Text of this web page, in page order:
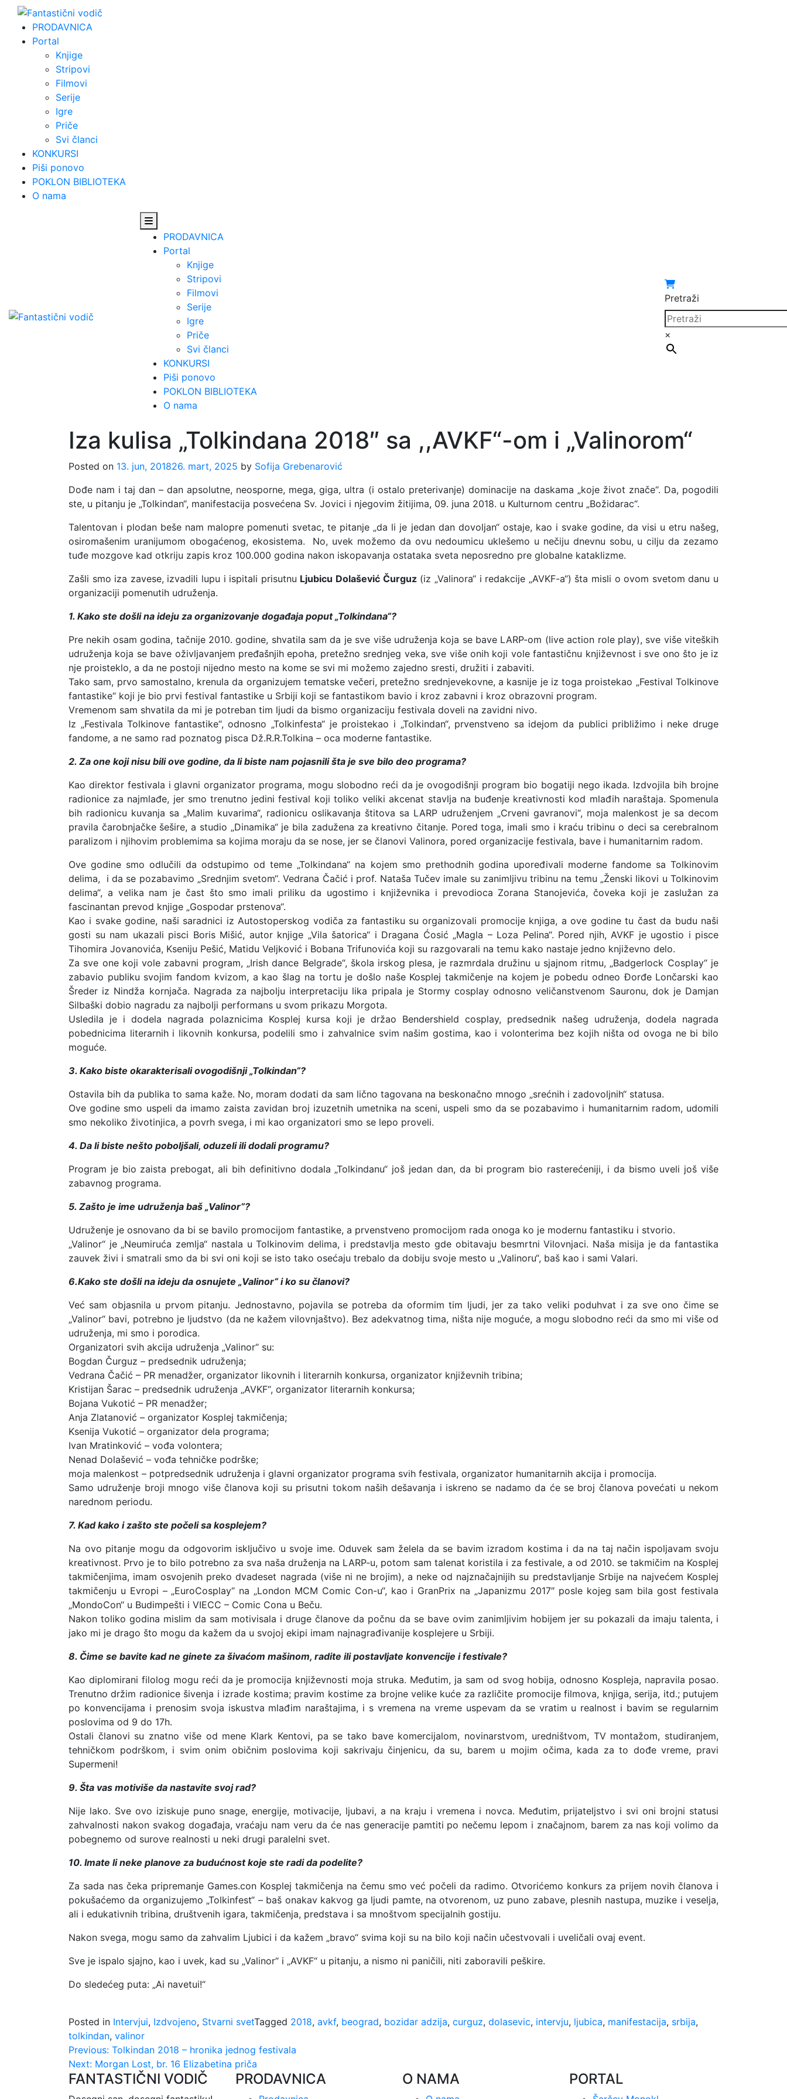
Skip
content
PRODAVNICA
Portal
Knjige
Stripovi
Filmovi
Serije
Igre
Priče
Svi članci
KONKURSI
Piši ponovo
POKLON BIBLIOTEKA
O nama
PRODAVNICA
Portal
Knjige
Stripovi
Filmovi
Serije
Igre
Priče
Svi članci
KONKURSI
Piši ponovo
POKLON BIBLIOTEKA
O nama
Pretraži
×
Iza kulisa „Tolkindana 2018″ sa ,,AVKF“-om i „Valinorom“
Posted on 13. jun, 201826. mart, 2025 by Sofija Grebenarović
Dođe nam i taj dan – dan apsolutne, neosporne, mega, giga, ultra (i ostalo preterivanje) dominacije na daskama „koje život znače“. Da, pogodili
ste, u pitanju je „Tolkindan“, manifestacija posvećena Sv. Jovici i njegovim žitijima, 09. juna 2018. u Kulturnom centru „Božidarac“.
Talentovan i plodan beše nam malopre pomenuti svetac, te pitanje „da li je jedan dan dovoljan“ ostaje, kao i svake godine, da visi u etru našeg,
osiromašenim uranijumom obogaćenog, ekosistema. No, uvek možemo da ovu nedoumicu uklešemo u nečiju dnevnu sobu, u cilju da zezamo
tuđe mozgove kad otkriju zapis kroz 100.000 godina nakon iskopavanja ostataka sveta neposredno pre globalne kataklizme.
Zašli smo iza zavese, izvadili lupu i ispitali prisutnu Ljubicu Dolašević Čurguz(iz „Valinora“ i redakcije „AVKF-a“) šta misli o ovom svetom danu u
organizaciji pomenutih udruženja.
1. Kako ste došli na ideju za organizovanje događaja poput „Tolkindana“?
Pre nekih osam godina, tačnije 2010. godine, shvatila sam da je sve više udruženja koja se bave LARP-om (live action role play), sve više viteških
udruženja koja se bave oživljavanjem pređašnjih epoha, pretežno srednjeg veka, sve više onih koji vole fantastičnu književnost i sve ono što je iz
nje proisteklo, a da ne postoji nijedno mesto na kome se svi mi možemo zajedno sresti, družiti i zabaviti.
Tako sam, prvo samostalno, krenula da organizujem tematske večeri, pretežno srednjevekovne, a kasnije je iz toga proistekao „Festival Tolkinove
fantastike“ koji je bio prvi festival fantastike u Srbiji koji se fantastikom bavio i kroz zabavni i kroz obrazovni program.
Vremenom sam shvatila da mi je potreban tim ljudi da bismo organizaciju festivala doveli na zavidni nivo.
Iz „Festivala Tolkinove fantastike“, odnosno „Tolkinfesta“ je proistekao i „Tolkindan“, prvenstveno sa idejom da publici približimo i neke druge
fandome, a ne samo rad poznatog pisca Dž.R.R.Tolkina – oca moderne fantastike.
2. Za one koji nisu bili ove godine, da li biste nam pojasnili šta je sve bilo deo programa?
Kao direktor festivala i glavni organizator programa, mogu slobodno reći da je ovogodišnji program bio bogatiji nego ikada. Izdvojila bih brojne
radionice za najmlađe, jer smo trenutno jedini festival koji toliko veliki akcenat stavlja na buđenje kreativnosti kod mlađih naraštaja. Spomenula
bih radionicu kuvanja sa „Malim kuvarima“, radionicu oslikavanja štitova sa LARP udruženjem „Crveni gavranovi“, moja malenkost je sa decom
pravila čarobnjačke šešire, a studio „Dinamika“ je bila zadužena za kreativno čitanje. Pored toga, imali smo i kraću tribinu o deci sa cerebralnom
paralizom i njihovim problemima sa kojima moraju da se nose, jer se članovi Valinora, pored organizacije festivala, bave i humanitarnim radom.
Ove godine smo odlučili da odstupimo od teme „Tolkindana“ na kojem smo prethodnih godina upoređivali moderne fandome sa Tolkinovim
delima, i da se pozabavimo „Srednjim svetom“. Vedrana Čačić i prof. Nataša Tučev imale su zanimljivu tribinu na temu „Ženski likovi u Tolkinovim
delima“, a velika nam je čast što smo imali priliku da ugostimo i književnika i prevodioca Zorana Stanojevića, čoveka koji je zaslužan za
fascinantan prevod knjige „Gospodar prstenova“.
Kao i svake godine, naši saradnici iz Autostoperskog vodiča za fantastiku su organizovali promocije knjiga, a ove godine tu čast da budu naši
gosti su nam ukazali pisci Boris Mišić, autor knjige „Vila šatorica“ i Dragana Ćosić „Magla – Loza Pelina“. Pored njih, AVKF je ugostio i pisce
Tihomira Jovanovića, Kseniju Pešić, Matidu Veljković i Bobana Trifunovića koji su razgovarali na temu kako nastaje jedno književno delo.
Za sve one koji vole zabavni program, „Irish dance Belgrade“, škola irskog plesa, je razmrdala družinu u sjajnom ritmu, „Badgerlock Cosplay“ je
zabavio publiku svojim fandom kvizom, a kao šlag na tortu je došlo naše Kosplej takmičenje na kojem je pobedu odneo Đorđe Lončarski kao
Šreder iz Nindža kornjača. Nagrada za najbolju interpretaciju lika pripala je Stormy cosplay odnosno veličanstvenom Sauronu, dok je Damjan
Silbaški dobio nagradu za najbolji performans u svom prikazu Morgota.
Usledila je i dodela nagrada polaznicima Kosplej kursa koji je držao Bendershield cosplay, predsednik našeg udruženja, dodela nagrada
pobednicima literarnih i likovnih konkursa, podelili smo i zahvalnice svim našim gostima, kao i volonterima bez kojih ništa od ovoga ne bi bilo
moguće.
3. Kako biste okarakterisali ovogodišnji „Tolkindan“?
Ostavila bih da publika to sama kaže. No, moram dodati da sam lično tagovana na beskonačno mnogo „srećnih i zadovoljnih“ statusa.
Ove godine smo uspeli da imamo zaista zavidan broj izuzetnih umetnika na sceni, uspeli smo da se pozabavimo i humanitarnim radom, udomili
smo nekoliko životinjica, a povrh svega, i mi kao organizatori smo se lepo proveli.
4. Da li biste nešto poboljšali, oduzeli ili dodali programu?
Program je bio zaista prebogat, ali bih definitivno dodala „Tolkindanu“ još jedan dan, da bi program bio rasterećeniji, i da bismo uveli još više
zabavnog programa.
5. Zašto je ime udruženja baš „Valinor“?
Udruženje je osnovano da bi se bavilo promocijom fantastike, a prvenstveno promocijom rada onoga ko je modernu fantastiku i stvorio.
„Valinor“ je „Neumiruća zemlja“ nastala u Tolkinovim delima, i predstavlja mesto gde obitavaju besmrtni Vilovnjaci. Naša misija je da fantastika
zauvek živi i smatrali smo da bi svi oni koji se isto tako osećaju trebalo da dobiju svoje mesto u „Valinoru“, baš kao i sami Valari.
6.Kako ste došli na ideju da osnujete „Valinor“ i ko su članovi?
Već sam objasnila u prvom pitanju. Jednostavno, pojavila se potreba da oformim tim ljudi, jer za tako veliki poduhvat i za sve ono čime se
„Valinor“ bavi, potrebno je ljudstvo (da ne kažem vilovnjaštvo). Bez adekvatnog tima, ništa nije moguće, a mogu slobodno reći da smo mi više od
udruženja, mi smo i porodica.
Organizatori svih akcija udruženja „Valinor“ su:
Bogdan Čurguz – predsednik udruženja;
Vedrana Čačić – PR menadžer, organizator likovnih i literarnih konkursa, organizator književnih tribina;
Kristijan Šarac – predsednik udruženja „AVKF“, organizator literarnih konkursa;
Bojana Vukotić – PR menadžer;
Anja Zlatanović – organizator Kosplej takmičenja;
Ksenija Vukotić – organizator dela programa;
Ivan Mratinković – vođa volontera;
Nenad Dolašević – vođa tehničke podrške;
moja malenkost – potpredsednik udruženja i glavni organizator programa svih festivala, organizator humanitarnih akcija i promocija.
Samo udruženje broji mnogo više članova koji su prisutni tokom naših dešavanja i iskreno se nadamo da će se broj članova povećati u nekom
narednom periodu.
7. Kad kako i zašto ste počeli sa kosplejem?
Na ovo pitanje mogu da odgovorim isključivo u svoje ime. Oduvek sam želela da se bavim izradom kostima i da na taj način ispoljavam svoju
kreativnost. Prvo je to bilo potrebno za sva naša druženja na LARP-u, potom sam talenat koristila i za festivale, a od 2010. se takmičim na Kosplej
takmičenjima, imam osvojenih preko dvadeset nagrada (više ni ne brojim), a neke od najznačajnijih su predstavljanje Srbije na najvećem Kosplej
takmičenju u Evropi – „EuroCosplay“ na „London MCM Comic Con-u“, kao i GranPrix na „Japanizmu 2017″ posle kojeg sam bila gost festivala
„MondoCon“ u Budimpešti i VIECC – Comic Cona u Beču.
Nakon toliko godina mislim da sam motivisala i druge članove da počnu da se bave ovim zanimljivim hobijem jer su pokazali da imaju talenta, i
jako mi je drago što mogu da kažem da u svojoj ekipi imam najnagrađivanije kosplejere u Srbiji.
8. Čime se bavite kad ne ginete za šivaćom mašinom, radite ili postavljate konvencije i festivale?
Kao diplomirani filolog mogu reći da je promocija književnosti moja struka. Međutim, ja sam od svog hobija, odnosno Kospleja, napravila posao.
Trenutno držim radionice šivenja i izrade kostima; pravim kostime za brojne velike kuće za različite promocije filmova, knjiga, serija, itd.; putujem
po konvencijama i prenosim svoja iskustva mlađim naraštajima, i s vremena na vreme uspevam da se vratim u realnost i bavim se regularnim
poslovima od 9 do 17h.
Ostali članovi su znatno više od mene Klark Kentovi, pa se tako bave komercijalom, novinarstvom, uredništvom, TV montažom, studiranjem,
tehničkom podrškom, i svim onim običnim poslovima koji sakrivaju činjenicu, da su, barem u mojim očima, kada za to dođe vreme, pravi
Supermeni!
9. Šta vas motiviše da nastavite svoj rad?
Nije lako. Sve ovo iziskuje puno snage, energije, motivacije, ljubavi, a na kraju i vremena i novca. Međutim, prijateljstvo i svi oni brojni statusi
zahvalnosti nakon svakog događaja, vraćaju nam veru da će nas generacije pamtiti po nečemu lepom i značajnom, barem za nas koji volimo da
pobegnemo od surove realnosti u neki drugi paralelni svet.
10. Imate li neke planove za budućnost koje ste radi da podelite?
Za sada nas čeka pripremanje Games.con Kosplej takmičenja na čemu smo već počeli da radimo. Otvorićemo konkurs za prijem novih članova i
pokušaćemo da organizujemo „Tolkinfest“ – baš onakav kakvog ga ljudi pamte, na otvorenom, uz puno zabave, plesnih nastupa, muzike i veselja,
ali i edukativnih tribina, društvenih igara, takmičenja, predstava i sa mnoštvom specijalnih gostiju.
Nakon svega, mogu samo da zahvalim Ljubici i da kažem „bravo“ svima koji su na bilo koji način učestvovali i uveličali ovaj event.
Sve je ispalo sjajno, kao i uvek, kad su „Valinor“ i „AVKF“ u pitanju, a nismo ni paničili, niti zaboravili peškire.
Do sledećeg puta: „Ai navetui!“
Posted in Intervjui, Izdvojeno, Stvarni svetTagged 2018, avkf, beograd, bozidar adzija, curguz, dolasevic, intervju, ljubica, manifestacija, srbija,
tolkindan, valinor
Kretanje
članka
Previous: Tolkindan 2018 – hronika jednog festivala
Next: Morgan Lost, br. 16 Elizabetina priča
FANTASTIČNI VODIČ PRODAVNICA O NAMA PORTAL